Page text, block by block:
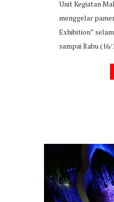
Unit Kegiatan
menggelar
Exhibition”
sampai Rabu